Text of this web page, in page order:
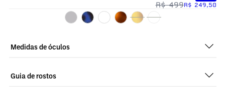
R$ 499R$ 249,50
Medidas de óculos
Guia de rostos